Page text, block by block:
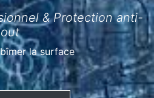
& Protection anti-
la surface